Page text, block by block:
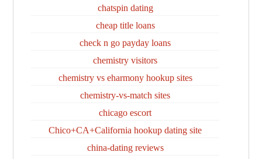
chatspin dating
cheap title loans
check n go payday loans
chemistry visitors
chemistry vs eharmony hookup sites
chemistry-vs-match sites
chicago escort
Chico+CA+California hookup dating site
china-dating reviews